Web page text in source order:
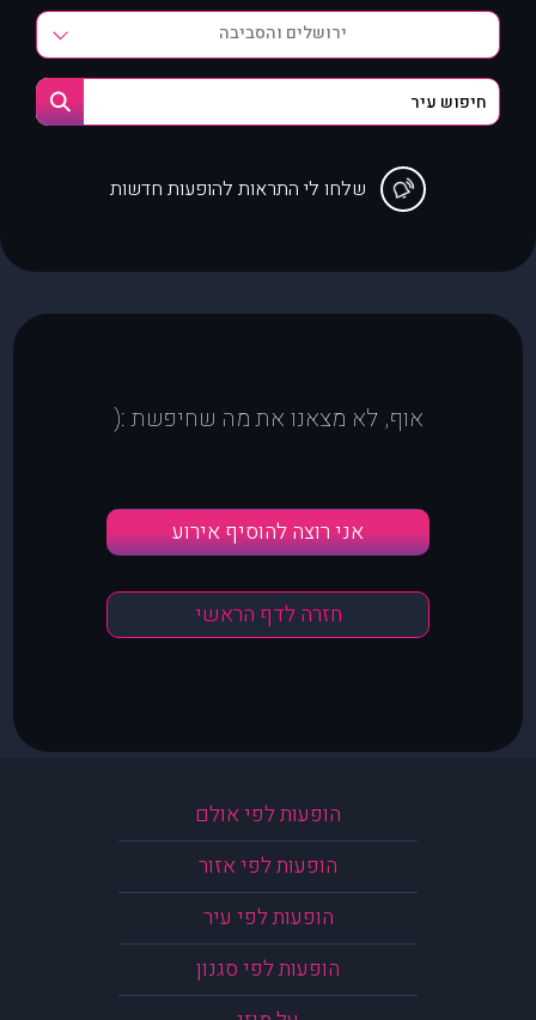
ירושלים והסביבה
שלחו לי התראות להופעות חדשות
אוף, לא מצאנו את מה שחיפשת :(
אני רוצה להוסיף אירוע
חזרה לדף הראשי
הופעות לפי אולם
הופעות לפי אזור
הופעות לפי עיר
הופעות לפי סגנון